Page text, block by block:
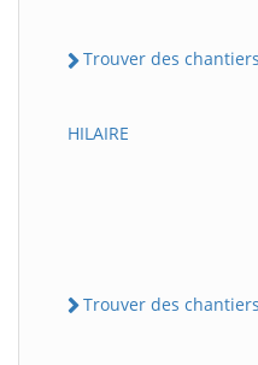
Trouver des chantiers
HILAIRE
Trouver des chantiers